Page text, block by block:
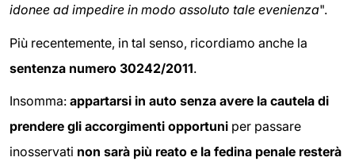
idonee ad impedire in modo assoluto tale evenienza".
Più recentemente, in tal senso, ricordiamo anche la
sentenza numero 30242/2011.
Insomma: appartarsi in auto senza avere la cautela di
prendere gli accorgimenti opportuni per passare
inosservati non sarà più reato e la fedina penale resterà